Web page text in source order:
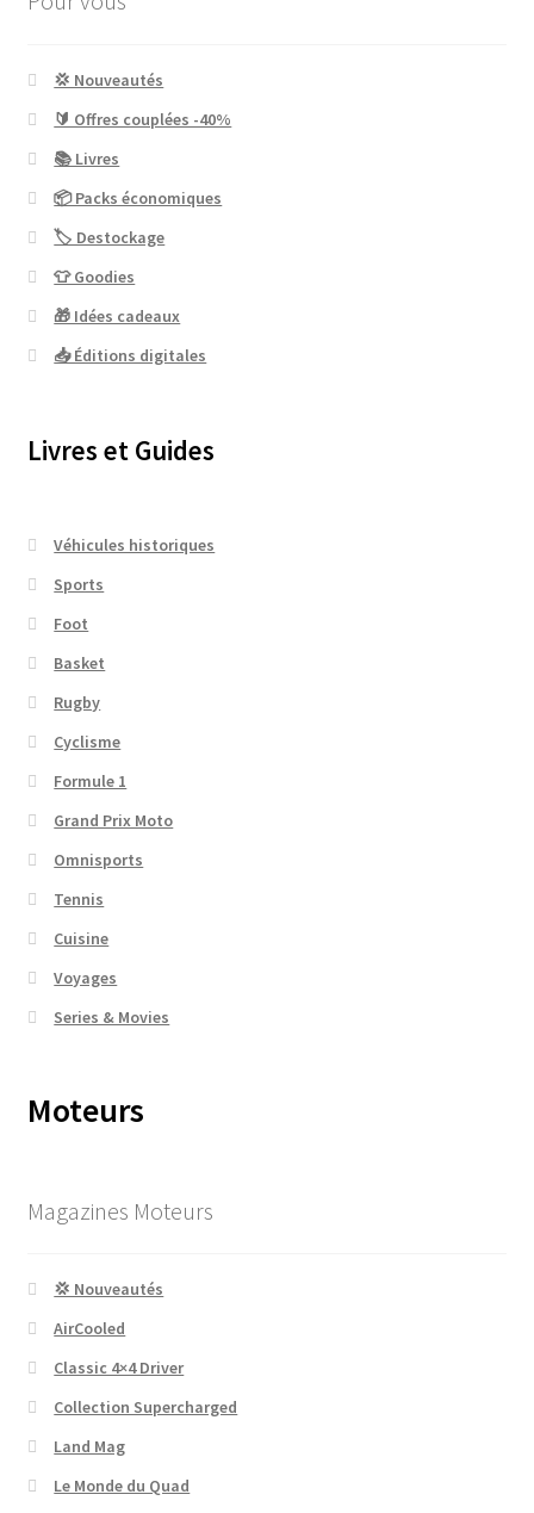
💢 Nouveautés
🔰 Offres couplées -40%
📚 Livres
📦 Packs économiques
🏷 Destockage
👕 Goodies
🎁 Idées cadeaux
📥 Éditions digitales
Livres et Guides
Véhicules historiques
Sports
Foot
Basket
Rugby
Cyclisme
Formule 1
Grand Prix Moto
Omnisports
Tennis
Cuisine
Voyages
Series & Movies
Moteurs
Magazines Moteurs
💢 Nouveautés
AirCooled
Classic 4×4 Driver
Collection Supercharged
Land Mag
Le Monde du Quad